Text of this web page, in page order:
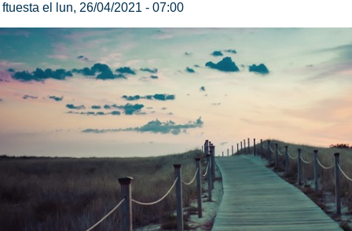
ftuesta el lun, 26/04/2021 - 07:00